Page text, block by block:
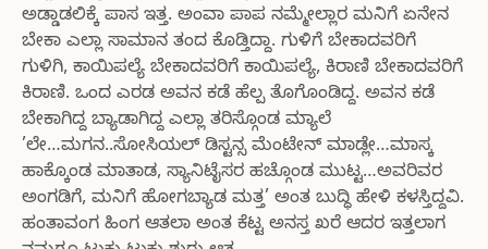
ಅಡ್ಡಾಡಲಿಕ್ಕೆ ಪಾಸ ಇತ್ತ. ಅಂವಾ ಪಾಪ ನಮ್ಮೇಲ್ಲಾರ ಮನಿಗೆ ಏನೇನ
ಬೇಕಾ ಎಲ್ಲಾ ಸಾಮಾನ ತಂದ ಕೊಡ್ತಿದ್ದಾ. ಗುಳಿಗೆ ಬೇಕಾದವರಿಗೆ
ಗುಳಿಗಿ, ಕಾಯಿಪಲ್ಯೆ ಬೇಕಾದವರಿಗೆ ಕಾಯಿಪಲ್ಯೆ, ಕಿರಾಣಿ ಬೇಕಾದವರಿಗೆ
ಕಿರಾಣಿ. ಒಂದ ಎರಡ ಅವನ ಕಡೆ ಹೆಲ್ಪ ತೊಗೊಂಡಿದ್ದ. ಅವನ ಕಡೆ
ಬೇಕಾಗಿದ್ದ ಬ್ಯಾಡಾಗಿದ್ದ ಎಲ್ಲಾ ತರಿಸ್ಗೊಂಡ ಮ್ಯಾಲೆ
’ಲೇ…ಮಗನ..ಸೋಸಿಯಲ್ ಡಿಸ್ಟನ್ಸ ಮೆಂಟೇನ್ ಮಾಡ್ಲೇ…ಮಾಸ್ಕ
ಹಾಕ್ಕೊಂಡ ಮಾತಾಡ, ಸ್ಯಾನಿಟೈಸರ ಹಚ್ಗೊಂಡ ಮುಟ್ಟ…ಅವರಿವರ
ಅಂಗಡಿಗೆ, ಮನಿಗೆ ಹೋಗಬ್ಯಾಡ ಮತ್ತ’ ಅಂತ ಬುದ್ಧಿ ಹೇಳಿ ಕಳಸ್ತಿದ್ದವಿ.
ಹಂತಾವಂಗ ಹಿಂಗ ಆತಲಾ ಅಂತ ಕೆಟ್ಟ ಅನಸ್ತ ಖರೆ ಆದರ ಇತ್ತಲಾಗ